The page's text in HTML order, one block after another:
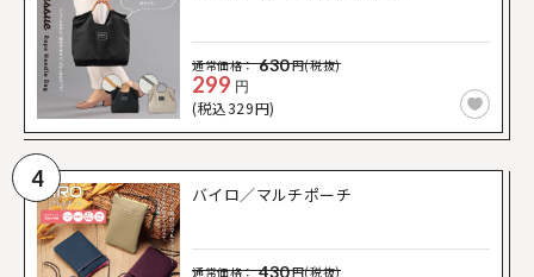
通常価格： 630円(税抜)
299 円
(税込329円)
4
バイロ／マルチポーチ
通常価格： 430円(税抜)